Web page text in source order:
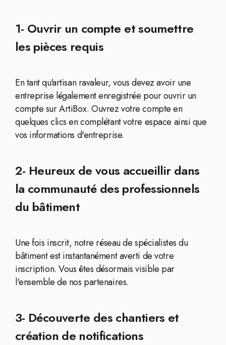
1- Ouvrir un compte et soumettre
les pièces requis
En tant qu'artisan ravaleur, vous devez avoir une
entreprise légalement enregistrée pour ouvrir un
compte sur ArtiBox. Ouvrez votre compte en
quelques clics en complétant votre espace ainsi que
vos informations d'entreprise.
2- Heureux de vous accueillir dans
la communauté des professionnels
du bâtiment
Une fois inscrit, notre réseau de spécialistes du
bâtiment est instantanément averti de votre
inscription. Vous êtes désormais visible par
l'ensemble de nos partenaires.
3- Découverte des chantiers et
création de notifications